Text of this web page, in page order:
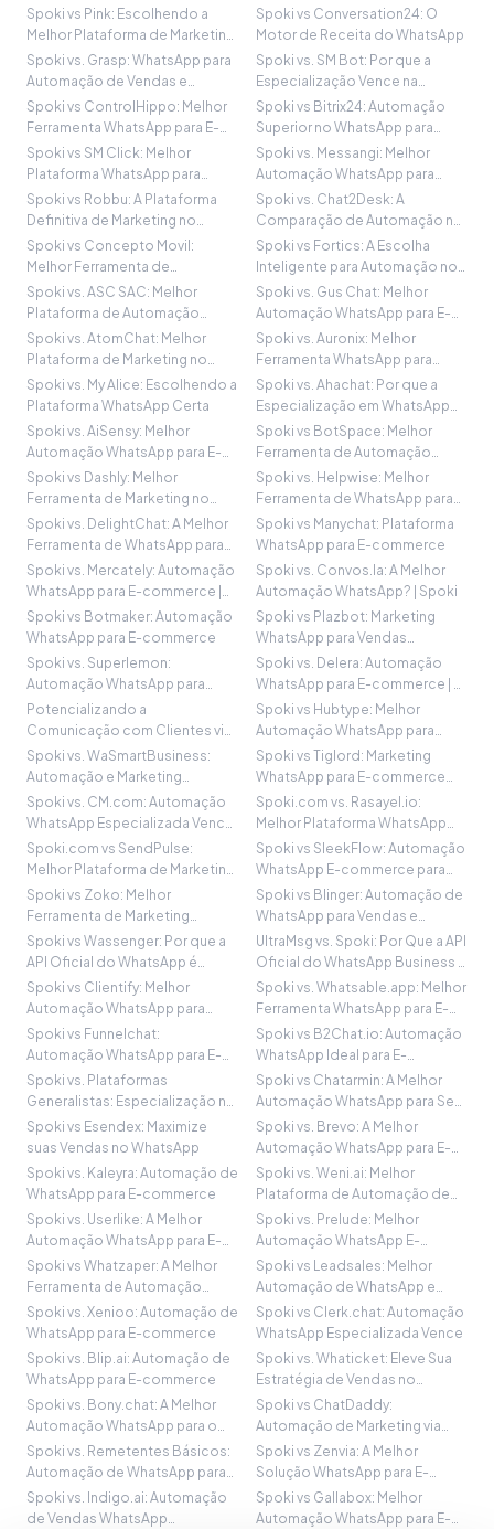
WhatsApp?
Spoki vs Pink: Escolhendo a
Melhor Plataforma de Marketing
no WhatsApp
Spoki vs Conversation24: O
Motor de Receita do WhatsApp
Spoki vs. Grasp: WhatsApp para
Automação de Vendas e
Marketing
Spoki vs. SM Bot: Por que a
Especialização Vence na
Automação do WhatsApp
Spoki vs ControlHippo: Melhor
Ferramenta WhatsApp para E-
commerce?
Spoki vs Bitrix24: Automação
Superior no WhatsApp para
Vendas
Spoki vs SM Click: Melhor
Plataforma WhatsApp para
Negócios Italianos
Spoki vs. Messangi: Melhor
Automação WhatsApp para
Vendas?
Spoki vs Robbu: A Plataforma
Definitiva de Marketing no
WhatsApp
Spoki vs. Chat2Desk: A
Comparação de Automação no
WhatsApp
Spoki vs Concepto Movil:
Melhor Ferramenta de
Automação WhatsApp?
Spoki vs Fortics: A Escolha
Inteligente para Automação no
WhatsApp
Spoki vs. ASC SAC: Melhor
Plataforma de Automação
WhatsApp no Brasil
Spoki vs. Gus Chat: Melhor
Automação WhatsApp para E-
commerce?
Spoki vs. AtomChat: Melhor
Plataforma de Marketing no
WhatsApp para Vendas
Spoki vs. Auronix: Melhor
Ferramenta WhatsApp para
LATAM e Espanha
Spoki vs. My Alice: Escolhendo a
Plataforma WhatsApp Certa
Spoki vs. Ahachat: Por que a
Especialização em WhatsApp
Vence no E-commerce
Spoki vs. AiSensy: Melhor
Automação WhatsApp para E-
commerce?
Spoki vs BotSpace: Melhor
Ferramenta de Automação
WhatsApp para Crescimento
Spoki vs Dashly: Melhor
Ferramenta de Marketing no
WhatsApp para Vendas
Spoki vs. Helpwise: Melhor
Ferramenta de WhatsApp para
Vendas em E-commerce?
Spoki vs. DelightChat: A Melhor
Ferramenta de WhatsApp para
Crescimento de Vendas?
Spoki vs Manychat: Plataforma
WhatsApp para E-commerce
Spoki vs. Mercately: Automação
WhatsApp para E-commerce |
Vendas
Spoki vs. Convos.la: A Melhor
Automação WhatsApp? | Spoki
Spoki vs Botmaker: Automação
WhatsApp para E-commerce
Spoki vs Plazbot: Marketing
WhatsApp para Vendas
Otimizadas
Spoki vs. Superlemon:
Automação WhatsApp para
Vendas
Spoki vs. Delera: Automação
WhatsApp para E-commerce | A
Melhor Escolha
Potencializando a
Comunicação com Clientes via
Automação WhatsApp | Spoki
Spoki vs Hubtype: Melhor
Automação WhatsApp para
Vendas
Spoki vs. WaSmartBusiness:
Automação e Marketing
WhatsApp
Spoki vs Tiglord: Marketing
WhatsApp para E-commerce
em Portugal
Spoki vs. CM.com: Automação
WhatsApp Especializada Vence
| Spoki
Spoki.com vs. Rasayel.io:
Melhor Plataforma WhatsApp
para E-commerce
Spoki.com vs SendPulse:
Melhor Plataforma de Marketing
WhatsApp
Spoki vs SleekFlow: Automação
WhatsApp E-commerce para
Vendas
Spoki vs Zoko: Melhor
Ferramenta de Marketing
WhatsApp E-commerce
Spoki vs Blinger: Automação de
WhatsApp para Vendas e
Marketing
Spoki vs Wassenger: Por que a
API Oficial do WhatsApp é
Crucial
UltraMsg vs. Spoki: Por Que a API
Oficial do WhatsApp Business É
Crucial
Spoki vs Clientify: Melhor
Automação WhatsApp para
Negócios
Spoki vs. Whatsable.app: Melhor
Ferramenta WhatsApp para E-
commerce?
Spoki vs Funnelchat:
Automação WhatsApp para E-
commerce
Spoki vs B2Chat.io: Automação
WhatsApp Ideal para E-
commerce
Spoki vs. Plataformas
Generalistas: Especialização no
WhatsApp
Spoki vs Chatarmin: A Melhor
Automação WhatsApp para Seu
Negócio
Spoki vs Esendex: Maximize
suas Vendas no WhatsApp
Spoki vs. Brevo: A Melhor
Automação WhatsApp para E-
commerce
Spoki vs. Kaleyra: Automação de
WhatsApp para E-commerce
Spoki vs. Weni.ai: Melhor
Plataforma de Automação de
WhatsApp?
Spoki vs. Userlike: A Melhor
Automação WhatsApp para E-
commerce
Spoki vs. Prelude: Melhor
Automação WhatsApp E-
commerce
Spoki vs Whatzaper: A Melhor
Ferramenta de Automação
WhatsApp?
Spoki vs Leadsales: Melhor
Automação de WhatsApp e
CRM?
Spoki vs. Xenioo: Automação de
WhatsApp para E-commerce
Spoki vs Clerk.chat: Automação
WhatsApp Especializada Vence
Spoki vs. Blip.ai: Automação de
WhatsApp para E-commerce
Spoki vs. Whaticket: Eleve Sua
Estratégia de Vendas no
WhatsApp
Spoki vs. Bony.chat: A Melhor
Automação WhatsApp para o
Crescimento
Spoki vs ChatDaddy:
Automação de Marketing via
WhatsApp
Spoki vs. Remetentes Básicos:
Automação de WhatsApp para
E-commerce
Spoki vs Zenvia: A Melhor
Solução WhatsApp para E-
commerce
Spoki vs. Indigo.ai: Automação
de Vendas WhatsApp
Spoki vs Gallabox: Melhor
Automação WhatsApp para E-